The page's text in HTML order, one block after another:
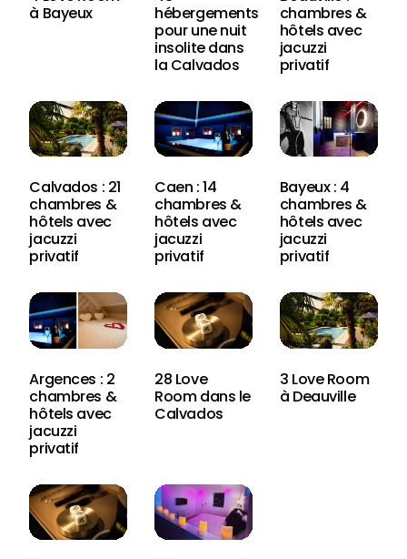
à Bayeux
hébergements
pour une nuit
insolite dans
la Calvados
chambres &
hôtels avec
jacuzzi
privatif
Calvados : 21
chambres &
hôtels avec
jacuzzi
privatif
Caen : 14
chambres &
hôtels avec
jacuzzi
privatif
Bayeux : 4
chambres &
hôtels avec
jacuzzi
privatif
Argences : 2
chambres &
hôtels avec
jacuzzi
privatif
28 Love
Room dans le
Calvados
3 Love Room
à Deauville